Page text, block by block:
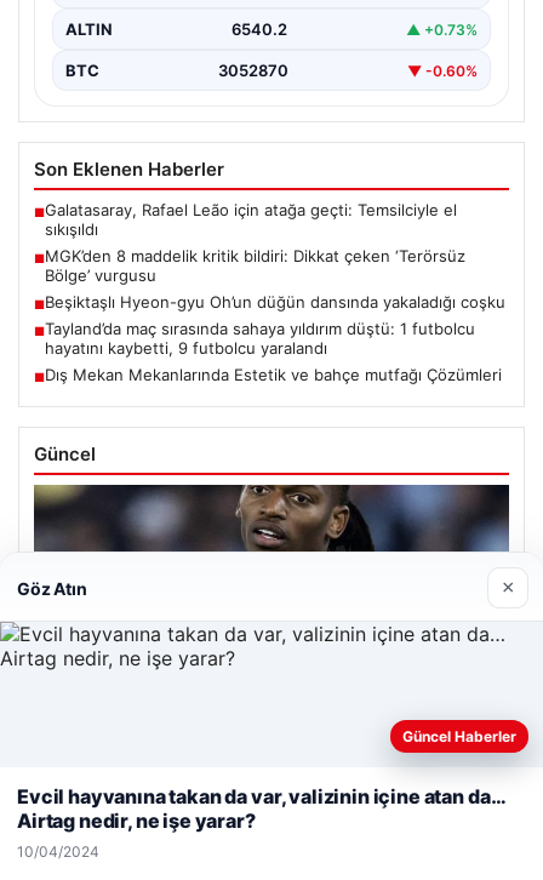
ALTIN 6540.2 ▲ +0.73%
BTC 3052870 ▼ -0.60%
Son Eklenen Haberler
■Galatasaray, Rafael Leão için atağa geçti: Temsilciyle el
sıkışıldı
■MGK’den 8 maddelik kritik bildiri: Dikkat çeken ‘Terörsüz
Bölge’ vurgusu
■Beşiktaşlı Hyeon-gyu Oh’un düğün dansında yakaladığı coşku
■Tayland’da maç sırasında sahaya yıldırım düştü: 1 futbolcu
hayatını kaybetti, 9 futbolcu yaralandı
■Dış Mekan Mekanlarında Estetik ve bahçe mutfağı Çözümleri
Güncel
07/08/2026
Galatasaray, Rafael Leão için atağa geçti: Temsilciyle el
sıkışıldı
06/08/2026
Bölge’ vurgusu
Web sitemizi nasıl kullandığınızı daha iyi anlayabilmek,
kullanıyoruz.Çerez Politikamız
Reddet Kabul Et
Göz Atın ×
Güncel Haberler
Evcil hayvanına takan da var, valizinin içine atan da…
Airtag nedir, ne işe yarar?
10/04/2024